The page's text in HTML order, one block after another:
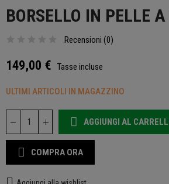
BORSELLO IN PELLE
Recensioni (0)
149,00 € Tasse incluse
ULTIMI ARTICOLI IN MAGAZZINO
AGGIUNGI AL
COMPRA ORA